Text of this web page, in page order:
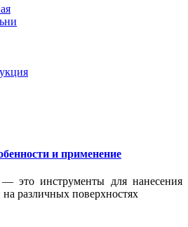
и применение
это инструменты для нанесения
различных поверхностях